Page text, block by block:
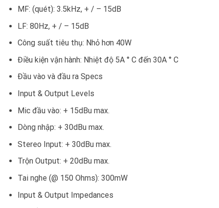
MF: (quét): 3.5kHz, + / – 15dB
LF: 80Hz, + / – 15dB
Công suất tiêu thụ: Nhỏ hơn 40W
Điều kiện vận hành: Nhiệt độ 5A ° C đến 30A ° C
Đầu vào và đầu ra Specs
Input & Output Levels
Mic đầu vào: + 15dBu max.
Dòng nhập: + 30dBu max.
Stereo Input: + 30dBu max.
Trộn Output: + 20dBu max.
Tai nghe (@ 150 Ohms): 300mW
Input & Output Impedances